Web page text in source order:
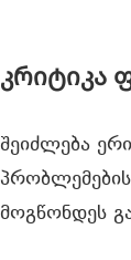
კრიტიკა
შეიძლება
მოგწონდეს